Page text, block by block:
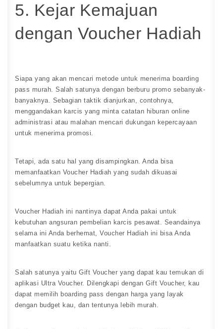
5. Kejar Kemajuan
dengan Voucher Hadiah
Siapa yang akan mencari metode untuk menerima boarding
pass murah. Salah satunya dengan berburu promo sebanyak-
banyaknya. Sebagian taktik dianjurkan, contohnya,
menggandakan karcis yang minta catatan hiburan online
administrasi atau malahan mencari dukungan kepercayaan
untuk menerima promosi.
Tetapi, ada satu hal yang disampingkan. Anda bisa
memanfaatkan Voucher Hadiah yang sudah dikuasai
sebelumnya untuk bepergian.
Voucher Hadiah ini nantinya dapat Anda pakai untuk
kebutuhan angsuran pembelian karcis pesawat. Seandainya
selama ini Anda berhemat, Voucher Hadiah ini bisa Anda
manfaatkan suatu ketika nanti.
Salah satunya yaitu Gift Voucher yang dapat kau temukan di
aplikasi Ultra Voucher. Dilengkapi dengan Gift Voucher, kau
dapat memilih boarding pass dengan harga yang layak
dengan budget kau, dan tentunya lebih murah.